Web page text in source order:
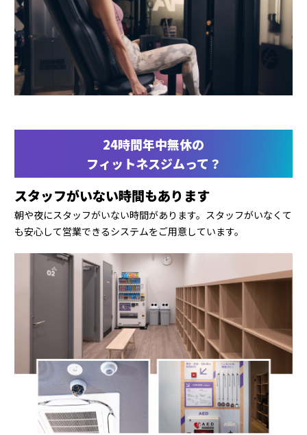
24時間年中無休の
フィットネスジムって？
スタッフがいない時間もあります
朝や夜にスタッフがいない時間があります。スタッフがいなくて
も安心して営業できるシステムをご用意しています。